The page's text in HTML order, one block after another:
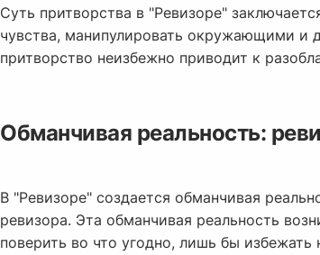
Суть притворства в "Ревизоре"
чувства, манипулировать окружающими и
притворство неизбежно приводит к
Обманчивая реальность:
В "Ревизоре" создается обманчивая
ревизора. Эта обманчивая реальность
поверить во что угодно, лишь бы избежать